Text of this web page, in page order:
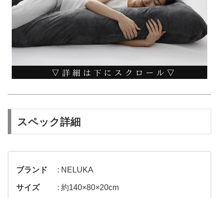
スペック詳細
ブランド : NELUKA
サイズ : 約140×80×20cm